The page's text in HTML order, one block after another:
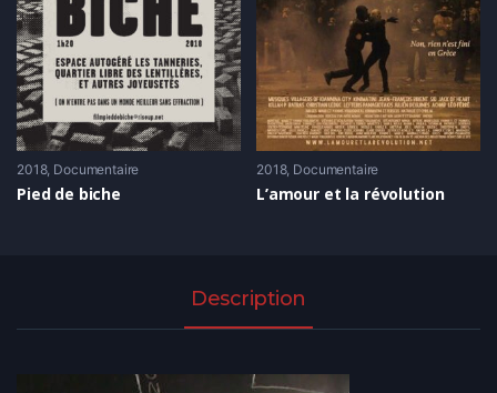
2018 Documentaire
Pied de biche
2018 Documentaire
L’amour et la révolution
Description